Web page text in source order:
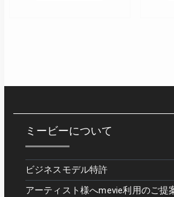
ミービーについて
ビジネスモデル特許
アーティスト様へmevie利用のご提